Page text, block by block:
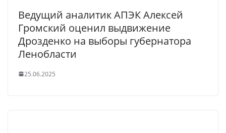
Ведущий аналитик АПЭК Алексей
Громский оценил выдвижение
Дрозденко на выборы губернатора
Ленобласти
25.06.2025